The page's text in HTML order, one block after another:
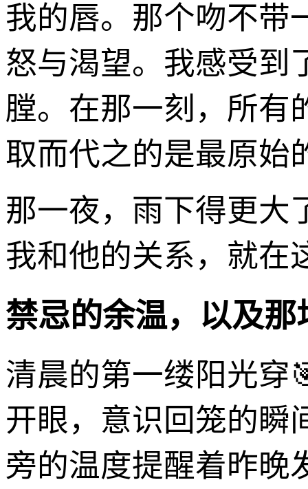
我的唇。那个吻不带
怒与渴望。我感受到
膛。在那一刻，所有
取而代之的是最原始
那一夜，雨下得更大
我和他的关系，就在
禁忌的余温，以及
清晨的第一缕阳光穿
开眼，意识回笼的瞬
旁的温度提醒着昨晚